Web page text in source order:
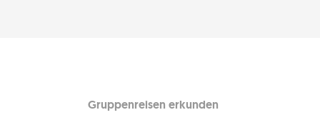
Gruppenreisen erkunden